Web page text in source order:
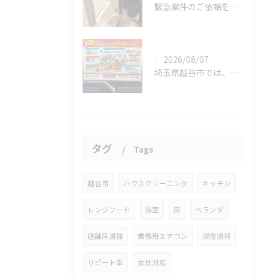
緊急案件のご依頼をいただきました。
2026/08/07
埼玉県越谷市では、働きながら子育てをする家庭が増える中、ハウ...
タグ Tags
越谷市 ハウスクリーニング キッチン
レンジフード 浴室 床 ベランダ
店舗床清掃 業務用エアコン 深夜清掃
リピート率 女性対応